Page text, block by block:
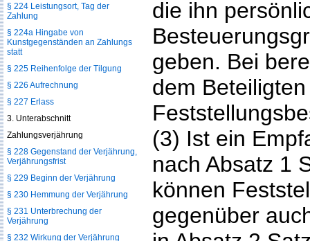
die ihn
geben. Bei
dem
(3) Ist ein
nach Absatz 1
können
gegenüber
§ 224 Leistungsort, Tag der
Zahlung
§ 224a Hingabe von
Kunstgegenständen an Zahlungs
statt
§ 225 Reihenfolge der Tilgung
§ 226 Aufrechnung
§ 227 Erlass
3. Unterabschnitt
Zahlungsverjährung
§ 228 Gegenstand der Verjährung,
Verjährungsfrist
§ 229 Beginn der Verjährung
§ 230 Hemmung der Verjährung
§ 231 Unterbrechung der
Verjährung
§ 232 Wirkung der Verjährung